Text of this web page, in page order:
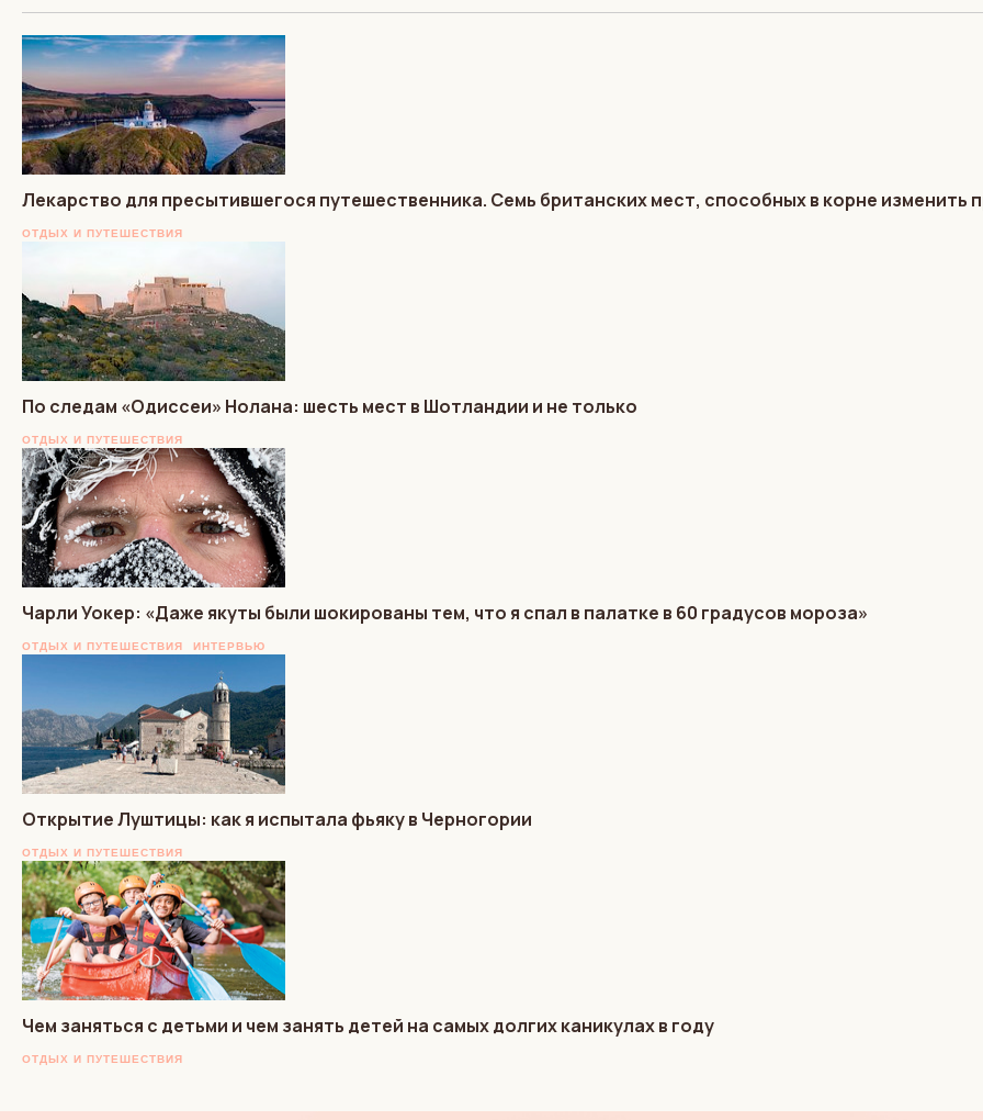
Лекарство для пресытившегося путешественника. Семь британских мест, способных в корне изменить
ОТДЫХ И ПУТЕШЕСТВИЯ
По следам «Одиссеи» Нолана: шесть мест в Шотландии и не только
ОТДЫХ И ПУТЕШЕСТВИЯ
Чарли Уокер: «Даже якуты были шокированы тем, что я спал в палатке в 60 градусов мороза»
ОТДЫХ И ПУТЕШЕСТВИЯ ИНТЕРВЬЮ
Открытие Луштицы: как я испытала фьяку в Черногории
ОТДЫХ И ПУТЕШЕСТВИЯ
Чем заняться с детьми и чем занять детей на самых долгих каникулах в году
ОТДЫХ И ПУТЕШЕСТВИЯ